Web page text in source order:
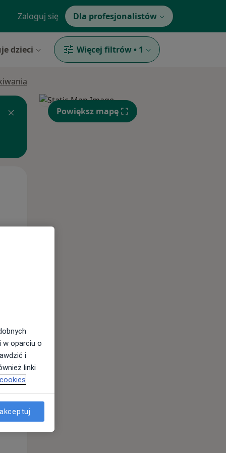
Zaloguj się Dla profesjonalistów
dzieci Więcej filtrów • 1
Pon,
10 Sie
Powiększ mapę
w oparciu o
i
linki